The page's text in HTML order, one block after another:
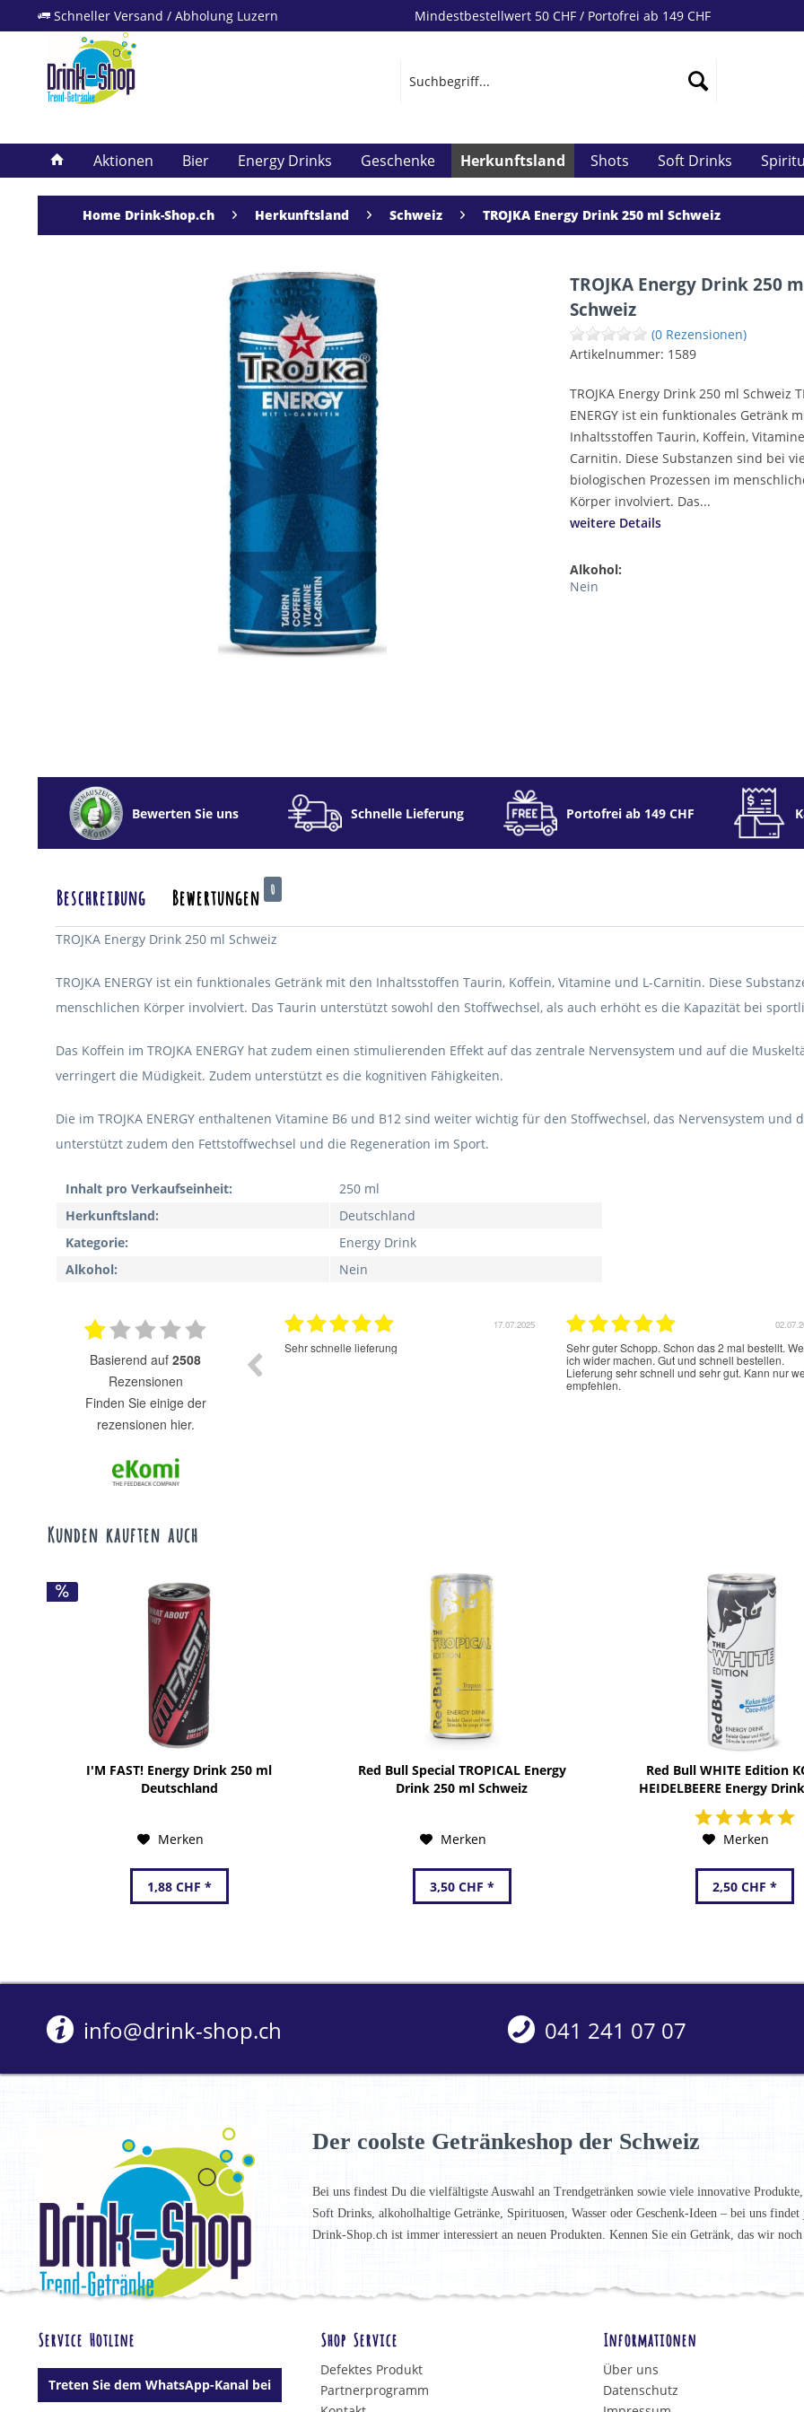
Schneller Versand / Abholung Luzern Mindestbestellwert 50 CHF / Portofrei ab 149 CHF
Aktionen Bier Energy Drinks Geschenke Herkunftsland Shots Soft Drinks
Home Drink-Shop.ch Herkunftsland Schweiz TROJKA Energy Drink 250 ml Schweiz
TROJKA Energy Drink 250
Schweiz
(0 Rezensionen)
Artikelnummer: 1589
TROJKA Energy Drink 250 ml Schweiz
ENERGY ist ein funktionales Getränk
Inhaltsstoffen Taurin, Koffein,
Carnitin. Diese Substanzen sind bei
biologischen Prozessen im
Körper involviert. Das...
weitere Details
Alkohol:
Nein
Bewerten Sie uns Schnelle Lieferung Portofrei ab 149 CHF
Beschreibung Bewertungen 0
TROJKA Energy Drink 250 ml Schweiz
TROJKA ENERGY ist ein funktionales Getränk mit den Inhaltsstoffen Taurin, Koffein, Vitamine und L-Carnitin. Diese
menschlichen Körper involviert. Das Taurin unterstützt sowohl den Stoffwechsel, als auch erhöht es die Kapazität bei
Das Koffein im TROJKA ENERGY hat zudem einen stimulierenden Effekt auf das zentrale Nervensystem und auf die
verringert die Müdigkeit. Zudem unterstützt es die kognitiven Fähigkeiten.
Die im TROJKA ENERGY enthaltenen Vitamine B6 und B12 sind weiter wichtig für den Stoffwechsel, das Nervensystem
unterstützt zudem den Fettstoffwechsel und die Regeneration im Sport.
Inhalt pro Verkaufseinheit:
250 ml
Herkunftsland:
Deutschland
Kategorie:
Energy Drink
Alkohol:
Nein
basierend auf 2508
Rezensionen
finden Sie einige der
rezensionen hier.
17.07.2025
Sehr schnelle lieferung
Sehr guter Schopp. Schon das 2 mal bestellt.
ich wider machen. Gut und schnell bestellen.
Lieferung sehr schnell und sehr gut. Kann nur
empfehlen.
Kunden kauften auch
I'M FAST! Energy Drink 250 ml
Deutschland
Merken
1,88 CHF *
Red Bull Special TROPICAL Energy
Drink 250 ml Schweiz
Merken
3,50 CHF *
Red Bull WHITE Edition
HEIDELBEERE Energy
Schweiz
Merken
2,50 CHF *
info@drink-shop.ch 041 241 07 07
Der coolste Getränkeshop der Schweiz
Bei uns findest Du die vielfältigste Auswahl an Trendgetränken sowie viele innovative
Soft Drinks, alkoholhaltige Getränke, Spirituosen, Wasser oder Geschenk-Ideen – bei uns findet
Drink-Shop.ch ist immer interessiert an neuen Produkten. Kennen Sie ein Getränk, das wir
Service Hotline
Treten Sie dem WhatsApp-Kanal bei
Shop Service
Defektes Produkt
Partnerprogramm
Informationen
Über uns
Datenschutz